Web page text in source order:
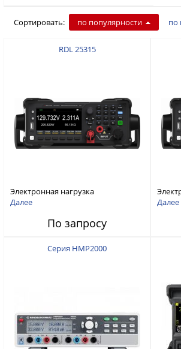
Сортировать: по популярности по
RDL 25315
Электронная нагрузка
постоянного тока, одноканальная,
Далее
По запросу
Далее
Серия HMP2000